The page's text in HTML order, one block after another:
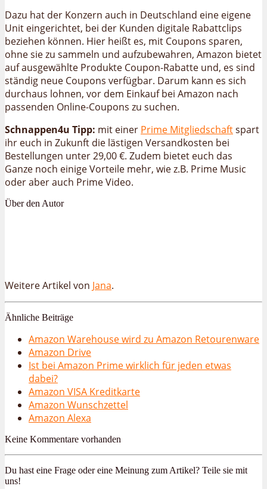
Dazu hat der Konzern auch in Deutschland eine eigene
Unit eingerichtet, bei der Kunden digitale Rabattclips
beziehen können. Hier heißt es, mit Coupons sparen,
ohne sie zu sammeln und aufzubewahren, Amazon bietet
auf ausgewählte Produkte Coupon-Rabatte und, es sind
ständig neue Coupons verfügbar. Darum kann es sich
durchaus lohnen, vor dem Einkauf bei Amazon nach
passenden Online-Coupons zu suchen.
Schnappen4u Tipp: mit einer Prime Mitgliedschaftspart
ihr euch in Zukunft die lästigen Versandkosten bei
Bestellungen unter 29,00 €. Zudem bietet euch das
Ganze noch einige Vorteile mehr, wie z.B. Prime Music
oder aber auch Prime Video.
Über den Autor
Weitere Artikel von Jana.
Ähnliche Beiträge
Amazon Warehouse wird zu Amazon Retourenware
Amazon Drive
Ist bei Amazon Prime wirklich für jeden etwas
dabei?
Amazon VISA Kreditkarte
Amazon Wunschzettel
Amazon Alexa
Keine Kommentare vorhanden
Du hast eine Frage oder eine Meinung zum Artikel? Teile sie mit
uns!